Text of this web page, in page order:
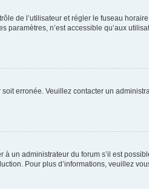
de l’utilisateur et régler le fuseau
n’est accessible qu’aux
erronée. Veuillez contacter un
un administrateur du forum s’il est
Pour plus d’informations, veuillez